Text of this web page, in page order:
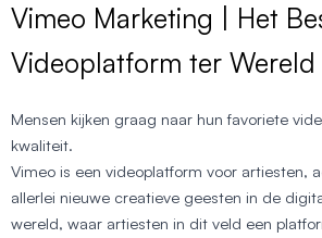
Vimeo Marketing | Het
Videoplatform ter Wereld
Mensen kijken graag naar hun favoriete
kwaliteit.
Vimeo is een videoplatform voor artiesten,
allerlei nieuwe creatieve geesten in de
wereld, waar artiesten in dit veld een